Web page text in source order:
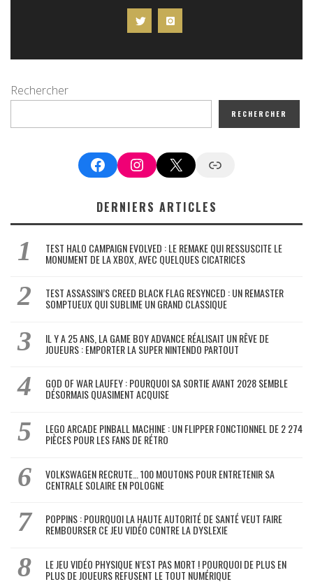
Rechercher
RECHERCHER
FacebookInstagram
X Google News
DERNIERS ARTICLES
TEST HALO CAMPAIGN EVOLVED : LE REMAKE QUI RESSUSCITE LE
MONUMENT DE LA XBOX, AVEC QUELQUES CICATRICES
TEST ASSASSIN’S CREED BLACK FLAG RESYNCED : UN REMASTER
SOMPTUEUX QUI SUBLIME UN GRAND CLASSIQUE
IL Y A 25 ANS, LA GAME BOY ADVANCE RÉALISAIT UN RÊVE DE
JOUEURS : EMPORTER LA SUPER NINTENDO PARTOUT
GOD OF WAR LAUFEY : POURQUOI SA SORTIE AVANT 2028 SEMBLE
DÉSORMAIS QUASIMENT ACQUISE
LEGO ARCADE PINBALL MACHINE : UN FLIPPER FONCTIONNEL DE 2 274
PIÈCES POUR LES FANS DE RÉTRO
VOLKSWAGEN RECRUTE… 100 MOUTONS POUR ENTRETENIR SA
CENTRALE SOLAIRE EN POLOGNE
POPPINS : POURQUOI LA HAUTE AUTORITÉ DE SANTÉ VEUT FAIRE
REMBOURSER CE JEU VIDÉO CONTRE LA DYSLEXIE
LE JEU VIDÉO PHYSIQUE N’EST PAS MORT ! POURQUOI DE PLUS EN
PLUS DE JOUEURS REFUSENT LE TOUT NUMÉRIQUE